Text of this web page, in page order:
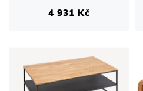
4 931 Kč